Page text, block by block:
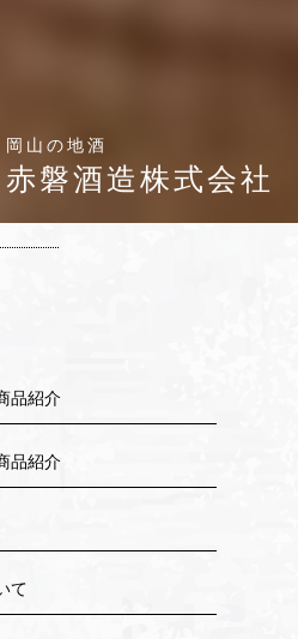
岡山の地酒
赤磐酒造株式会社
品紹介
品紹介
て